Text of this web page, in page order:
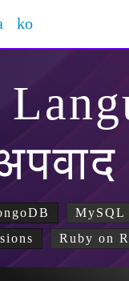
ko
MySQL
Ruby on